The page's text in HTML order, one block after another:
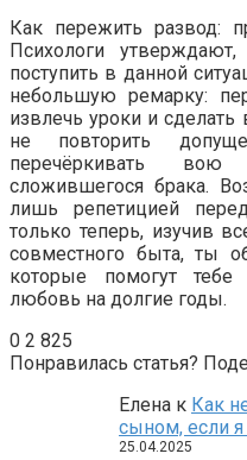
Как пережить развод:
Психологи
поступить в данной
небольшую ремарку:
извлечь уроки и
не повторить
перечёркивать
сложившегося брака.
лишь репетицией
только теперь, изучив
совместного быта, ты
которые помогут
любовь на долгие годы.
0 2 825
Понравилась статья?
Елена к Как
сыном, если
25.04.2025